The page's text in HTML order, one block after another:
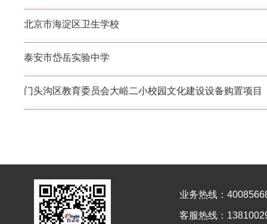
北京市海淀区卫生学校
泰安市岱岳实验中学
门头沟区教育委员会大峪二小校园文化建设设备购置项目
业务热线：
客服热线：